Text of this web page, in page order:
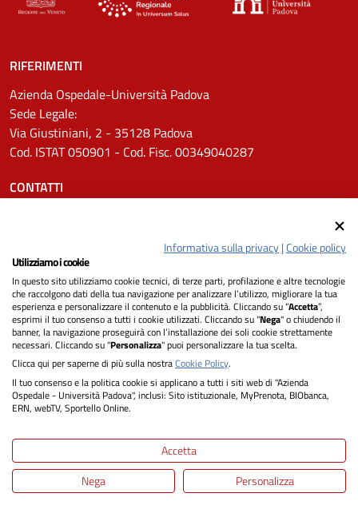
RIFERIMENTI
Azienda Ospedale-Università Padova
Sede Legale:
Via Giustiniani, 2 - 35128 Padova
Cod. ISTAT 050901 - Cod. Fisc. 00349040287
CONTATTI
Pec: protocollo.aopd@pecveneto.it
SEGUICI SU
Privacy
Dichiarazione di Accessibilità
Mappa del sito
Informativa sulla privacy|Cookie policy
Utilizziamo i cookie
In questo sito utilizziamo cookie tecnici, di terze parti, profilazione e altre tecnologie
che raccolgono dati della tua navigazione per analizzare l’utilizzo, migliorare la tua
esperienza e personalizzare il contenuto e la pubblicità. Cliccando su “Accetta”,
esprimi il tuo consenso a tutti i cookie utilizzati. Cliccando su "Nega" o chiudendo il
banner, la navigazione proseguirà con l’installazione dei soli cookie strettamente
necessari. Cliccando su "Personalizza" puoi personalizzare la tua scelta.
Clicca qui per saperne di più sulla nostraCookie Policy.
Il tuo consenso e la politica cookie si applicano a tutti i siti web di "Azienda
Ospedale - Università Padova", inclusi: Sito istituzionale, MyPrenota, BIObanca,
ERN, webTV, Sportello Online.
Accetta
Nega
Personalizza